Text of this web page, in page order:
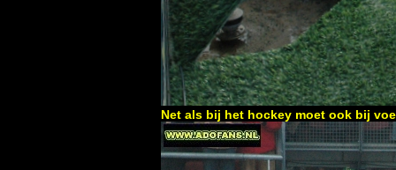
Net als bij het hockey moet ook bij